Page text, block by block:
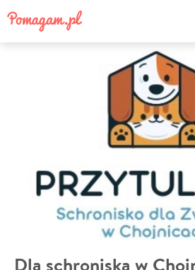
Dla schroniska w